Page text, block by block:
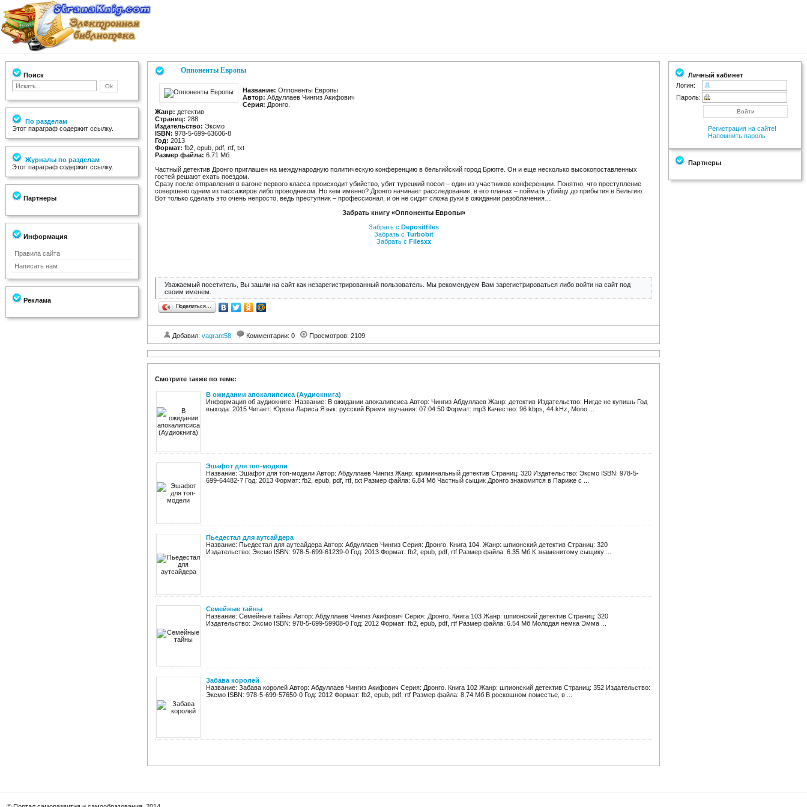
Поиск
По разделам
Этот параграф содержит ссылку.
Журналы по разделам
Этот параграф содержит ссылку.
Партнеры
Информация
Правила сайта
Написать нам
Реклама
Оппоненты Европы
Название: Оппоненты Европы
Автор: Абдуллаев Чингиз Акифович
Серия: Дронго.
Жанр: детектив
Страниц: 288
Издательство: Эксмо
ISBN: 978-5-699-63606-8
Год: 2013
Формат: fb2, epub, pdf, rtf, txt
Размер файла: 6.71 Мб
Частный детектив Дронго приглашен на международную политическую конференцию в бельгийский город Брюгге. Он и еще несколько высокопоставленных
гостей решают ехать поездом.
Сразу после отправления в вагоне первого класса происходит убийство, убит турецкий посол – один из участников конференции. Понятно, что преступление
совершено одним из пассажиров либо проводником. Но кем именно? Дронго начинает расследование, в его планах – поймать убийцу до прибытия в Бельгию.
Вот только сделать это очень непросто, ведь преступник – профессионал, и он не сидит сложа руки в ожидании разоблачения…
Забрать книгу «Оппоненты Европы»
Забрать с Depositfiles
Забрать с Turbobit
Забрать с Filesxx
Уважаемый посетитель, Вы зашли на сайт как незарегистрированный пользователь. Мы рекомендуем Вам зарегистрироваться либо войти на сайт под
своим именем.
Поделиться…
Добавил: vagrant58 Комментарии: 0 Просмотров: 2109
Смотрите также по теме:
В ожидании апокалипсиса (Аудиокнига)
Информация об аудиокниге: Название: В ожидании апокалипсиса Автор: Чингиз Абдуллаев Жанр: детектив Издательство: Нигде не купишь Год
выхода: 2015 Читает: Юрова Лариса Язык: русский Время звучания: 07:04:50 Формат: mp3 Качество: 96 kbps, 44 kHz, Mono ...
Эшафот для топ-модели
Название: Эшафот для топ-модели Автор: Абдуллаев Чингиз Жанр: криминальный детектив Страниц: 320 Издательство: Эксмо ISBN: 978-5-
699-64482-7 Год: 2013 Формат: fb2, epub, pdf, rtf, txt Размер файла: 6.84 Мб Частный сыщик Дронго знакомится в Париже с ...
Пьедестал для аутсайдера
Название: Пьедестал для аутсайдера Автор: Абдуллаев Чингиз Серия: Дронго. Книга 104. Жанр: шпионский детектив Страниц: 320
Издательство: Эксмо ISBN: 978-5-699-61239-0 Год: 2013 Формат: fb2, epub, pdf, rtf Размер файла: 6.35 Мб К знаменитому сыщику ...
Семейные тайны
Название: Семейные тайны Автор: Абдуллаев Чингиз Акифович Серия: Дронго. Книга 103 Жанр: шпионский детектив Страниц: 320
Издательство: Эксмо ISBN: 978-5-699-59908-0 Год: 2012 Формат: fb2, epub, pdf, rtf Размер файла: 6.54 Мб Молодая немка Эмма ...
Забава королей
Название: Забава королей Автор: Абдуллаев Чингиз Акифович Серия: Дронго. Книга 102 Жанр: шпионский детектив Страниц: 352 Издательство:
Эксмо ISBN: 978-5-699-57650-0 Год: 2012 Формат: fb2, epub, pdf, rtf Размер файла: 8,74 Мб В роскошном поместье, в ...
Личный кабинет
Логин:
Пароль:
Регистрация на сайте!
Напомнить пароль
Партнеры